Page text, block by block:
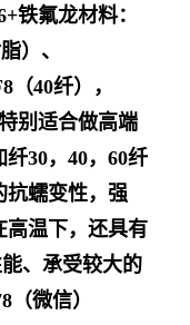
铁氟龙材料：
）、
40纤），
别适合做高端
30，40，60纤
抗蠕变性，强
高温下，还具有
、承受较大的
（微信）